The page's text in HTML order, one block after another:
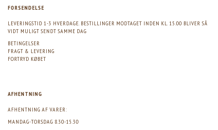
FORSENDELSE
LEVERINGSTID 1-3 HVERDAGE. BESTILLINGER MODTAGET INDEN KL. 15.00 BLIVER SÅ
VIDT MULIGT SENDT SAMME DAG
BETINGELSER
FRAGT & LEVERING
FORTRYD KØBET
AFHENTNING
AFHENTNING AF VARER:
MANDAG-TORSDAG 8.30-15.30